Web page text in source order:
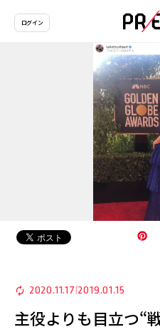
ログイン
2020.11.17 2019.01.15
主役よりも目立つ“